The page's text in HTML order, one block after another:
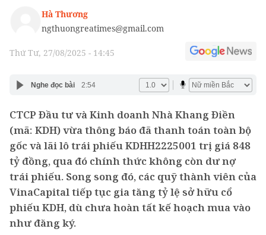
Hà Thương
ngthuongreatimes@gmail.com
Thứ Tư, 27/08/2025 - 14:45
Nghe đọc bài 2:54
CTCP Đầu tư và Kinh doanh Nhà Khang Điền
(mã: KDH) vừa thông báo đã thanh toán toàn bộ
gốc và lãi lô trái phiếu KDHH2225001 trị giá 848
tỷ đồng, qua đó chính thức không còn dư nợ
trái phiếu. Song song đó, các quỹ thành viên của
VinaCapital tiếp tục gia tăng tỷ lệ sở hữu cổ
phiếu KDH, dù chưa hoàn tất kế hoạch mua vào
như đăng ký.